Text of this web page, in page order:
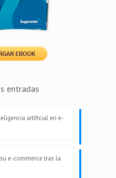
entradas
artificial en e-
e-commerce tras la